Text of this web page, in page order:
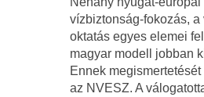
vízbiztonság-fokozás, a
oktatás egyes elemei
magyar modell jobban
Ennek
az NVESZ. A